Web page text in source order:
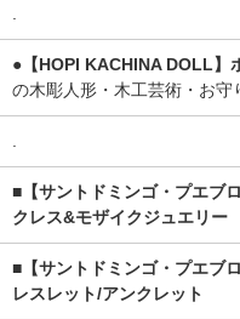
.
●【HOPI KACHINA DOLL】
の木彫人形・木工芸術・お守
.
■【サントドミンゴ・プエブ
クレス&モザイクジュエリー
■【サントドミンゴ・プエブ
レスレット/アンクレット